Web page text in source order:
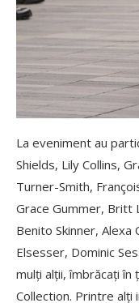
La eveniment au
Shields, Lily Collins,
Turner-Smith,
Grace Gummer, Britt
Benito Skinner, Alexa
Elsesser, Dominic
mulți alții, îmbrăcați în
Collection. Printre alți